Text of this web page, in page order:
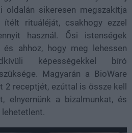
oldalán sikeresen megszakítja
ítélt rituáléját, csakhogy ezzel
használ. Ősi istenségek
és ahhoz, hogy meg lehessen
képességekkel bíró
Magyarán a BioWare
2 receptjét, ezúttal is össze kell
elnyernünk a bizalmunkat, és
lehetetlent.